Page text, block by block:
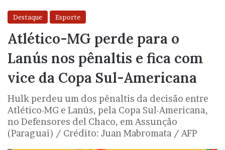
Destaque Esporte
Atlético-MG perde para o
Lanús nos pênaltis e fica com
vice da Copa Sul-Americana
Hulk perdeu um dos pênaltis da decisão entre
Atlético-MG e Lanús, pela Copa Sul-Americana,
no Defensores del Chaco, em Assunção
(Paraguai) / Crédito: Juan Mabromata / AFP